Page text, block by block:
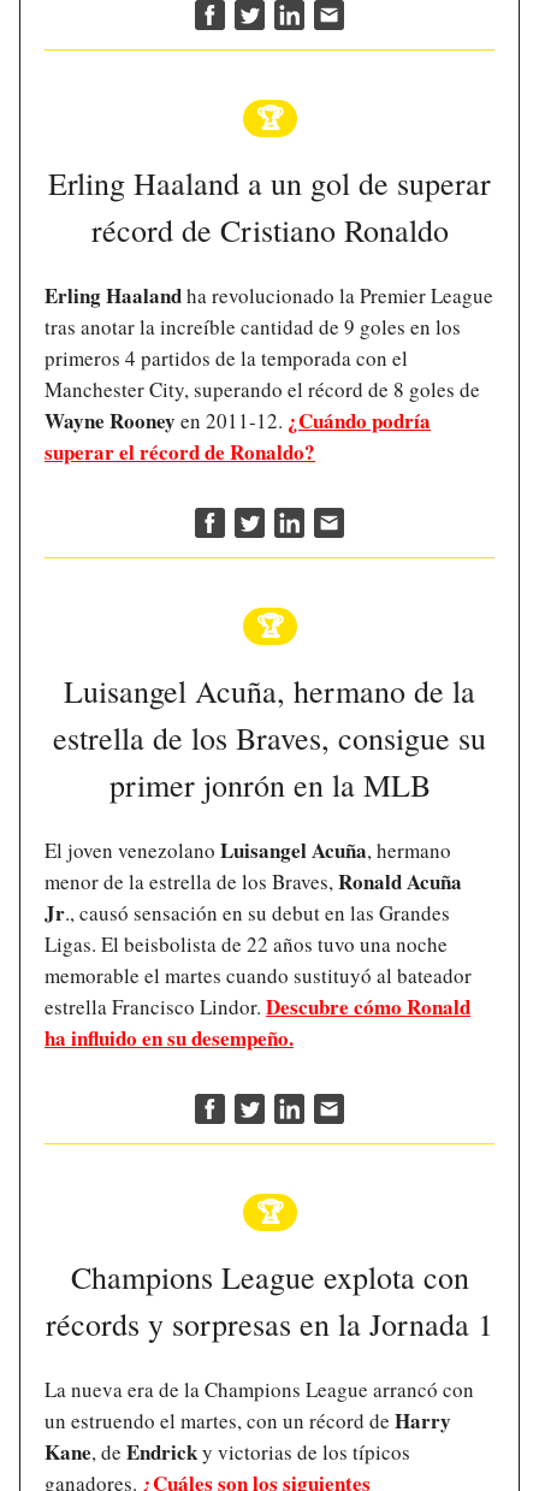
🏆
Erling Haaland a un gol de superar
récord de Cristiano Ronaldo
Erling Haalandha revolucionado la Premier League
tras anotar la increíble cantidad de 9 goles en los
primeros 4 partidos de la temporada con el
Manchester City, superando el récord de 8 goles de
Wayne Rooney en 2011-12. ¿Cuándo podría
superar el récord de Ronaldo?
🏆
Luisangel Acuña, hermano de la
estrella de los Braves, consigue su
primer jonrón en la MLB
El joven venezolano Luisangel Acuña, hermano
menor de la estrella de los Braves, Ronald Acuña
Jr., causó sensación en su debut en las Grandes
Ligas. El beisbolista de 22 años tuvo una noche
memorable el martes cuando sustituyó al bateador
estrella Francisco Lindor. Descubre cómo Ronald
ha influido en su desempeño.
🏆
Champions League explota con
récords y sorpresas en la Jornada 1
La nueva era de la Champions League arrancó con
un estruendo el martes, con un récord de Harry
Kane, de Endricky victorias de los típicos
ganadores. ¿Cuáles son los siguientes